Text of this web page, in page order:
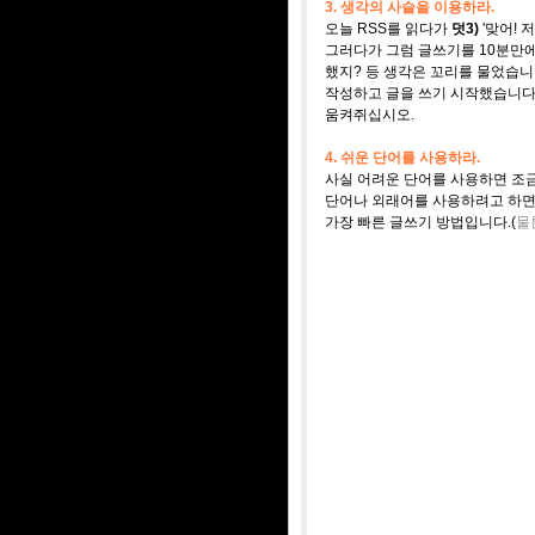
3. 생각의 사슬을 이용하라.
오늘 RSS를 읽다가 덧3) '맞어!
그러다가 그럼 글쓰기를 10분만
했지? 등 생각은 꼬리를 물었습
작성하고 글을 쓰기 시작했습니
움켜쥐십시오.
4. 쉬운 단어를 사용하라.
사실 어려운 단어를 사용하면 조
단어나 외래어를 사용하려고 하
가장 빠른 글쓰기 방법입니다.(물